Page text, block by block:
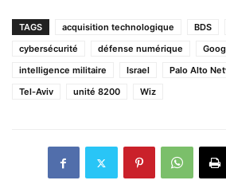
TAGS acquisition technologique BDS
cybersécurité
défense numérique
intelligence militaire
Israel Palo Alto
Tel-Aviv
unité 8200 Wiz